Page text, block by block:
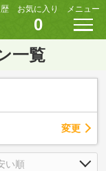
お気に入り
0
メニュー
一覧
変更